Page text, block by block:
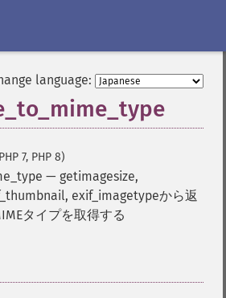
language:
7, PHP 8)
— getimagesize,
exif_imagetypeから返
タイプを取得する